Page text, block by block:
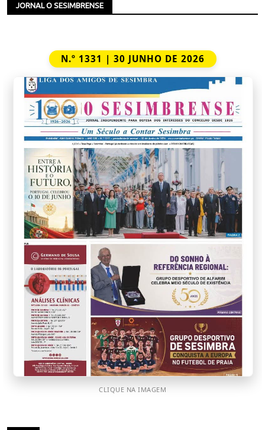
JORNAL O SESIMBRENSE
N.º 1331 | 30 JUNHO DE 2026
CLIQUE NA IMAGEM